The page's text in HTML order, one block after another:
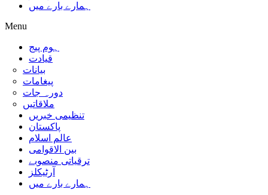
ہمارے بارے میں
Menu
ہوم پیج
قیادت
بیانات
پیغامات
دورہ جات
ملاقاتیں
تنظیمی خبریں
پاکستان
عالم اسلام
بین الاقوامی
ترقیاتی منصوبے
آرٹیکلز
ہمارے بارے میں